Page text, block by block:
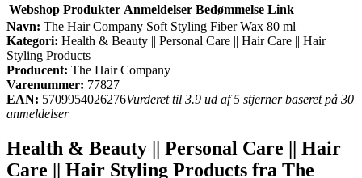
Webshop Produkter Anmeldelser Bedømmelse Link
Navn: The Hair Company Soft Styling Fiber Wax 80 ml
Kategori: Health & Beauty || Personal Care || Hair Care || Hair
Styling Products
Producent: The Hair Company
Varenummer: 77827
EAN: 5709954026276Vurderet til 3.9 ud af 5 stjerner baseret på 30
anmeldelser
Health & Beauty || Personal Care || Hair
Care || Hair Styling Products fra The